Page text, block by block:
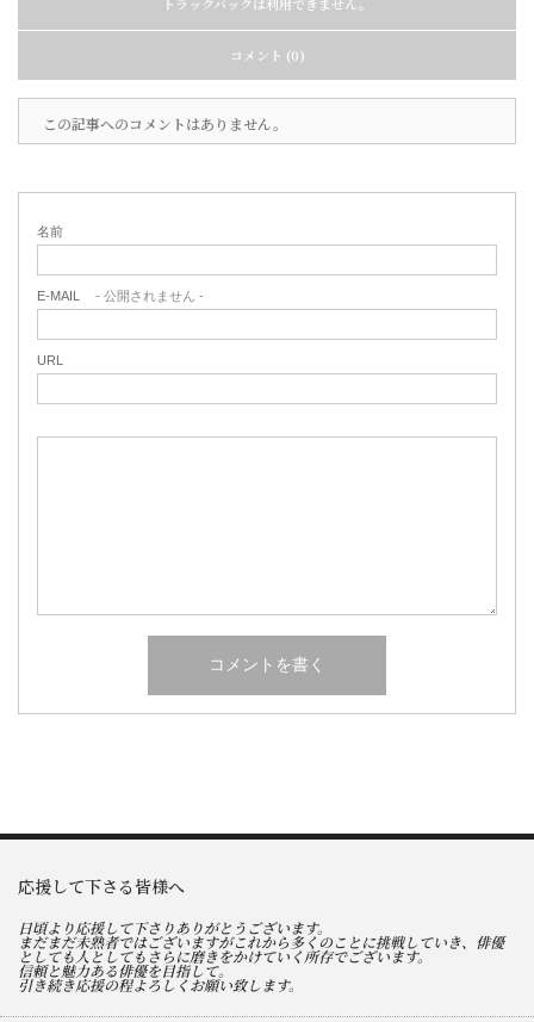
コメント (0)
この記事へのコメントはありません。
名前
E-MAIL - 公開されません -
URL
応援して下さる皆様へ
日頃より応援して下さりありがとうございます。
まだまだ未熟者ではございますがこれから多くのことに挑戦していき、俳優
としても人としてもさらに磨きをかけていく所存でございます。
信頼と魅力ある俳優を目指して。
引き続き応援の程よろしくお願い致します。